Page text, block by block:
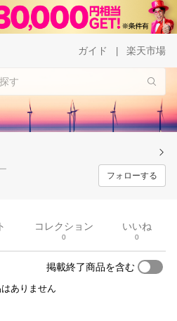
ガイド 楽天市場
フォローする
コレクション
0
いいね
0
掲載終了商品を含む
ありません